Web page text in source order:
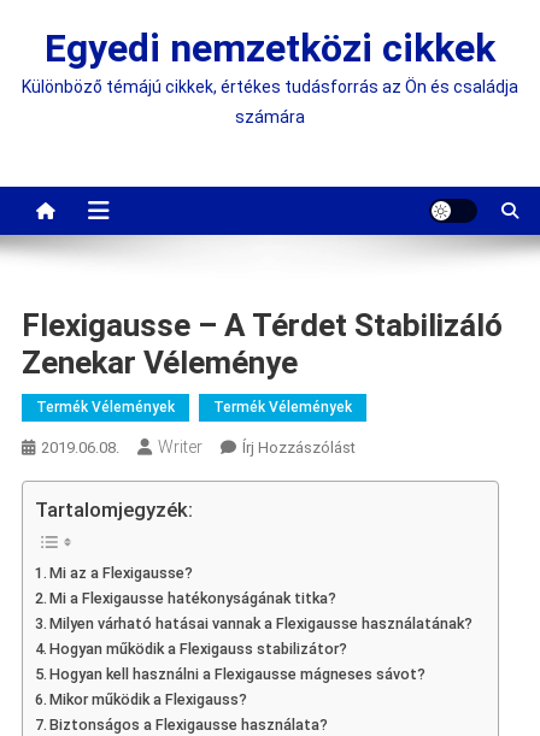
Egyedi nemzetközi cikkek
Különböző témájú cikkek, értékes tudásforrás az Ön és családja
számára
Flexigausse – A Térdet Stabilizáló
Zenekar Véleménye
Termék Vélemények Termék Vélemények
2019.06.08. Writer Írj HozzászólástOn
Zenekar
Tartalomjegyzék:
Mi az a Flexigausse?
Mi a Flexigausse hatékonyságának titka?
Milyen várható hatásai vannak a Flexigausse használatának?
Hogyan működik a Flexigauss stabilizátor?
Hogyan kell használni a Flexigausse mágneses sávot?
Mikor működik a Flexigauss?
Biztonságos a Flexigausse használata?